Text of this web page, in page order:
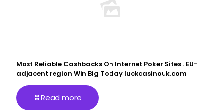
Most Reliable Cashbacks On Internet Poker Sites . EU-
adjacent region Win Big Today luckcasinouk.com
Read more